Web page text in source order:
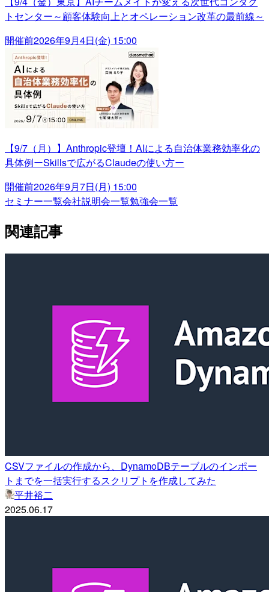
トセンター～顧客体験向上とオペレーション改革の最前線～
開催前2026年9月4日(金) 15:00
【9/7（月）】Anthropic登壇！AIによる自治体業務効率化の
具体例ーSkillsで広がるClaudeの使い方ー
開催前2026年9月7日(月) 15:00
セミナー一覧会社説明会一覧勉強会一覧
関連記事
CSVファイルの作成から、DynamoDBテーブルのインポー
トまでを一括実行するスクリプトを作成してみた
平井裕二
2025.06.17